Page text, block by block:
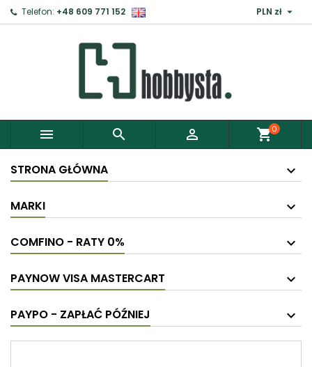
Telefon: +48 609 771 152 PLN zł 
   shopping_cart0
STRONA GŁÓWNA
MARKI
COMFINO - RATY 0%
PAYNOW VISA MASTERCART
PAYPO - ZAPŁAĆ PÓŹNIEJ